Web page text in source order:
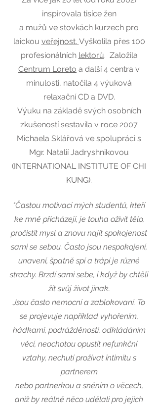
inspirovala tisíce žen
a mužů ve stovkách kurzech pro
laickou veřejnost. Vyškolila přes 100
profesionálních lektorů. Založila
Centrum Loreto a další 4 centra v
minulosti, natočila 4 výuková
relaxační CD a DVD.
Výuku na základě svých osobních
zkušeností sestavila v roce 2007
Michaela Sklářová ve spolupráci s
Mgr. Natalií Jadryshnikovou
(INTERNATIONAL INSTITUTE OF CHI
KUNG).
"Častou motivací mých studentů, kteří
ke mně přicházejí, je touha oživit tělo,
pročistit mysl a znovu najít spokojenost
sami se sebou. Často jsou nespokojení,
unavení, špatně spí a trápí je různé
strachy. Brzdí sami sebe, i když by chtěli
žít svůj život jinak.
Jsou často nemocní a zablokovaní. To
se projevuje například vyhořením,
hádkami, podrážděností, odkládáním
věcí, neochotou opustit nefunkční
vztahy, nechutí prožívat intimitu s
partnerem
nebo partnerkou a sněním o věcech,
aniž by reálně něco udělali pro jejich